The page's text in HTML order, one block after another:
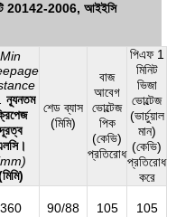
/ টি 20142-2006, আইইসি
Min
ন্যূনতম
শেড ব্যাস
(মিমি)
বাজ
আবেগ
ভোল্টেজ
পিক
(কেভি)
প্রতিরোধ
পিএফ 1
মিনিট
ভিজা
ভোল্টেজ
(ভার্চুয়াল
মান)
(কেভি)
প্রতিরোধ
করে
360 90/88 105 105